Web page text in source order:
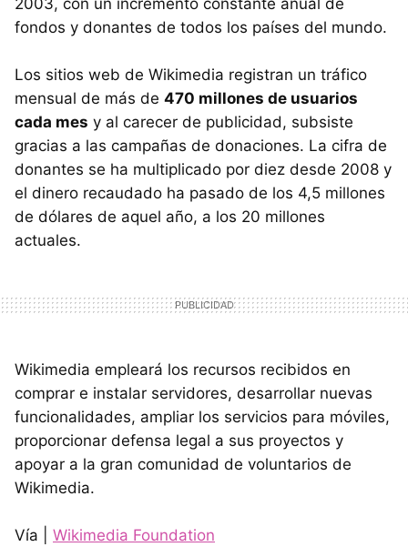
2003, con un incremento constante anual de
fondos y donantes de todos los países del mundo.
Los sitios web de Wikimedia registran un tráfico
mensual de más de 470 millones de usuarios
cada mes y al carecer de publicidad, subsiste
gracias a las campañas de donaciones. La cifra de
donantes se ha multiplicado por diez desde 2008 y
el dinero recaudado ha pasado de los 4,5 millones
de dólares de aquel año, a los 20 millones
actuales.
Wikimedia empleará los recursos recibidos en
comprar e instalar servidores, desarrollar nuevas
funcionalidades, ampliar los servicios para móviles,
proporcionar defensa legal a sus proyectos y
apoyar a la gran comunidad de voluntarios de
Wikimedia.
Vía | Wikimedia Foundation